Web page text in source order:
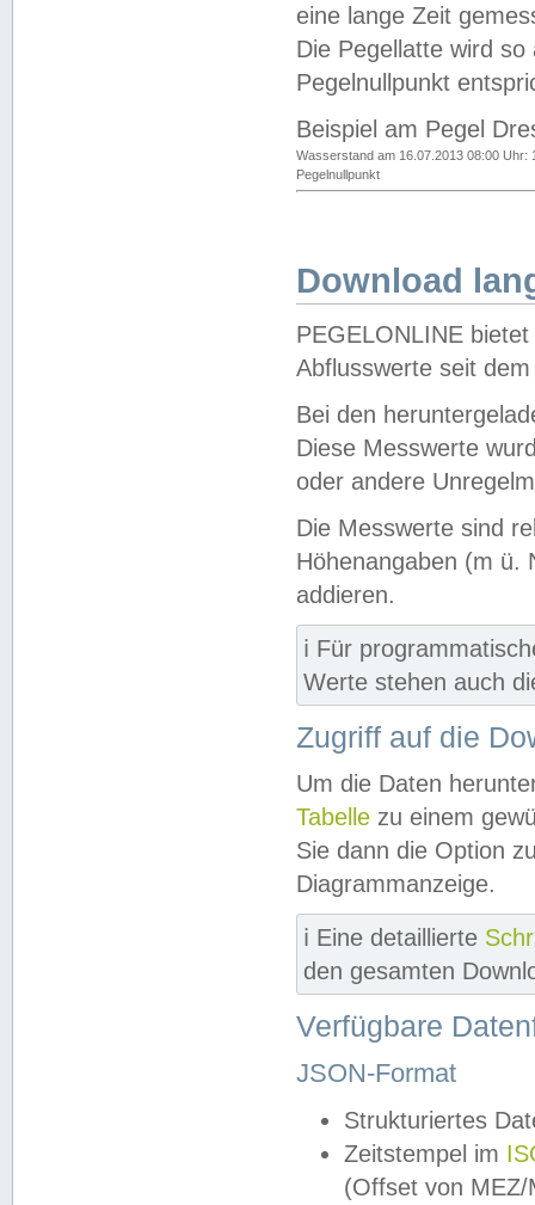
eine lange Zeit
Die Pegellatte wird
Pegelnullpunkt
Beispiel am Pegel
Wasserstand am 16.07.2013 08:00 Uhr:
Pegelnullpunkt
Download
PEGELONLINE
Abflusswerte seit
Bei den
Diese Messwerte
oder andere
Die Messwerte sind
Höhenangaben (m ü.
addieren.
ℹ️ Für
Werte stehen auch
Zugriff auf die
Um die Daten
Tabelle zu einem
Sie dann die Option
Diagrammanzeige.
ℹ️ Eine detaillierte
den gesamten
Verfügbare
JSON-Format
Strukturiertes
Zeitstempel im
(Offset von MEZ/